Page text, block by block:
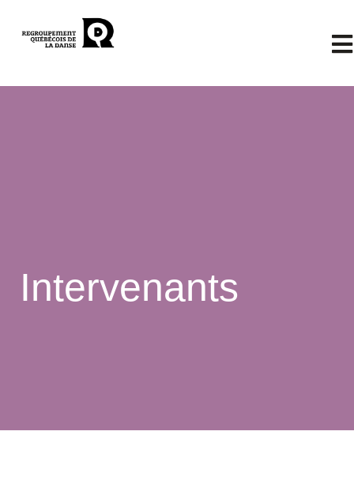
Intervenants